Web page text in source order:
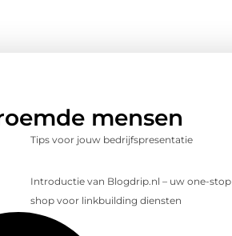
mensen
Tips voor jouw bedrijfspresentatie
Introductie van Blogdrip.nl – uw one-stop
shop voor linkbuilding diensten